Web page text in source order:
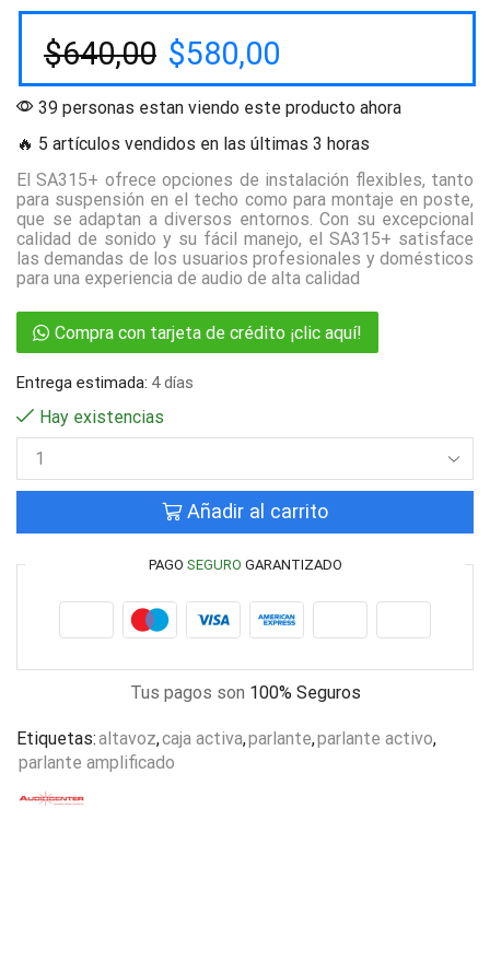
$640,00 $580,00
39 personas estan viendo este producto ahora
🔥 5 artículos vendidos en las últimas 3 horas
El SA315+ ofrece opciones de instalación flexibles, tanto
para suspensión en el techo como para montaje en poste,
que se adaptan a diversos entornos. Con su excepcional
calidad de sonido y su fácil manejo, el SA315+ satisface
las demandas de los usuarios profesionales y domésticos
para una experiencia de audio de alta calidad
Compra con tarjeta de crédito ¡clic aquí!
Entrega estimada: 4 días
Hay existencias
Añadir al carrito
PAGO SEGURO GARANTIZADO
Tus pagos son 100% Seguros
Etiquetas:altavoz,caja activa,parlante,parlante activo,
parlante amplificado